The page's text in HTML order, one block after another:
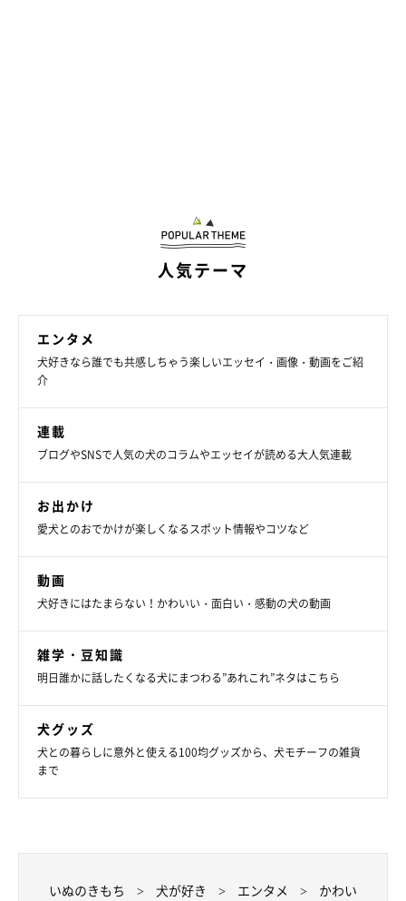
また、みぃるくんが1才7カ月の時にてんかんを発症したといいま
発作後のみぃるくんは混乱した様子で中々落ち着かず、今までで
飼い主さん：
コントロールできるようになり、11月で丸3年発作なしを続けて
います。
人気テーマ
エンタメ
犬好きなら誰でも共感しちゃう楽しいエッセイ・画像・動画をご紹
介
連載
ブログやSNSで人気の犬のコラムやエッセイが読める大人気連載
お出かけ
愛犬とのおでかけが楽しくなるスポット情報やコツなど
動画
犬好きにはたまらない！かわいい・面白い・感動の犬の動画
雑学・豆知識
明日誰かに話したくなる犬にまつわる”あれこれ”ネタはこちら
犬グッズ
犬との暮らしに意外と使える100均グッズから、犬モチーフの雑貨
まで
いぬのきもち 犬が好き エンタメ
かわい